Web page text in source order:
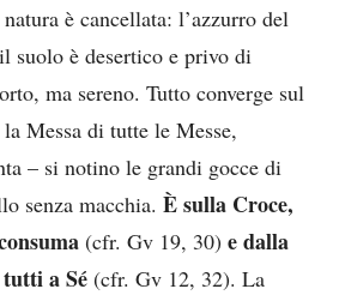
è cancellata: l’azzurro del
suolo è desertico e privo di
ma sereno. Tutto converge sul
Messa di tutte le Messe,
– si notino le grandi gocce di
senza macchia. È sulla Croce,
(cfr. Gv 19, 30) e dalla
a Sé (cfr. Gv 12, 32). La